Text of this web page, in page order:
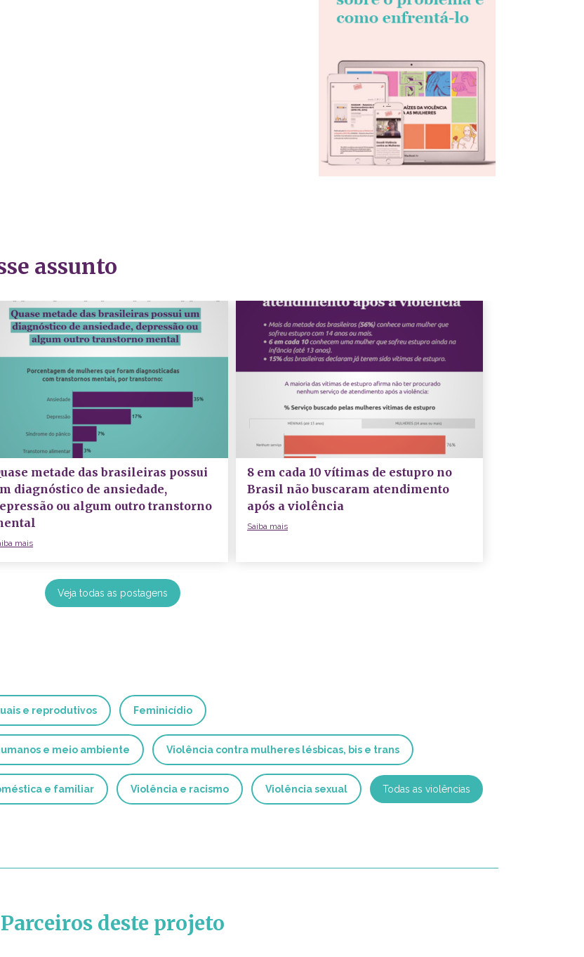
assunto
metade das brasileiras possui
diagnóstico de ansiedade,
ou algum outro transtorno
mais
8 em cada 10 vítimas de estupro no
Brasil não buscaram atendimento
após a violência
Saiba mais
Veja todas as postagens
e reprodutivos Feminicídio
e meio ambiente Violência contra mulheres lésbicas, bis e trans
e familiar Violência e racismo Violência sexual Todas as violências
Parceiros deste projeto